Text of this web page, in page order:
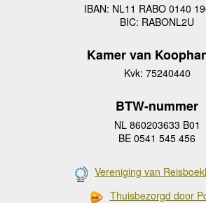
IBAN: NL11 RABO 0140
BIC: RABONL2U
Kamer van
Kvk: 75240440
BTW-nummer
NL 860203633 B01
BE 0541 545 456
Vereniging van
Thuisbezorgd door